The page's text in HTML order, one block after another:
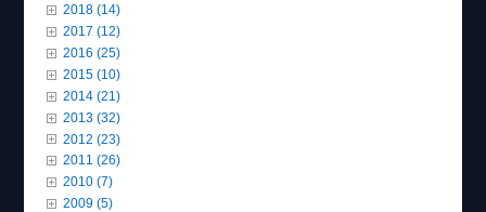
2018 (14)
2017 (12)
2016 (25)
2015 (10)
2014 (21)
2013 (32)
2012 (23)
2011 (26)
2010 (7)
2009 (5)